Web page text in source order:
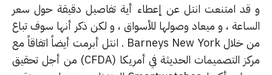
امتنعت انتل عن إعطاء أية تفاصيل دقيقة حول سعر
، و ميعاد وصولها للأسواق ، و لكن ذكر أنها سوف تباع
من خلال Barneys New York . انتل أبرمت أيضاً اتفاقاً مع
مركز التصميمات الحديثة في أمريكا (CFDA) من أجل تحقيق